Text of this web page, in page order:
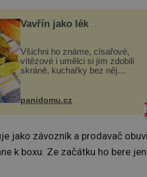
Vavřín jako lék
Všichni ho známe, císařové,
vítězové i umělci si jím zdobili
skráně, kuchařky bez něj
zmírnit některé naše neduhy.
Obsahuje v malém množství
ně...
panidomu.cz
jako závozník a prodavač
k boxu. Ze začátku ho bere jen